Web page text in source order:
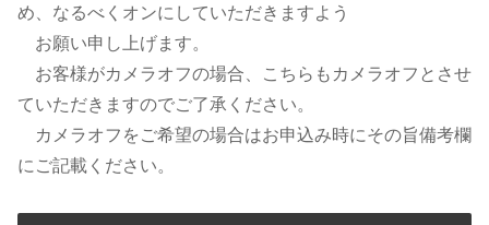
め、なるべくオンにしていただきますよう
お願い申し上げます。
お客様がカメラオフの場合、こちらもカメラオフとさせ
ていただきますのでご了承ください。
カメラオフをご希望の場合はお申込み時にその旨備考欄
にご記載ください。